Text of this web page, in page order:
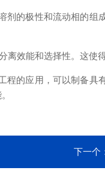
的极性和流动相的组
效能和选择性。这使
程的应用，可以制备具
下一个